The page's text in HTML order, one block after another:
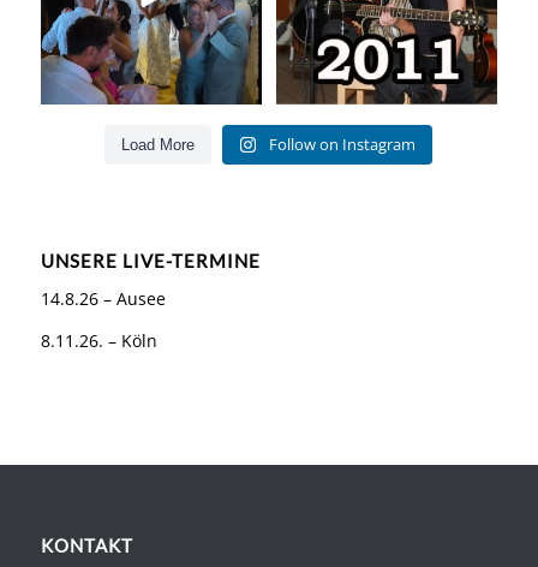
Load More Follow on Instagram
UNSERE LIVE-TERMINE
14.8.26 – Ausee
8.11.26. – Köln
KONTAKT